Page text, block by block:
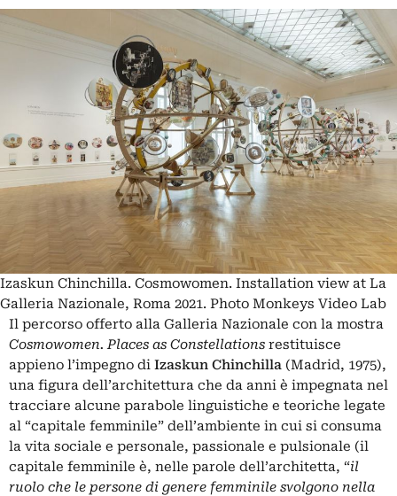
Izaskun Chinchilla. Cosmowomen. Installation view at La
Galleria Nazionale, Roma 2021. Photo Monkeys Video Lab
Il percorso offerto alla Galleria Nazionale con la mostra
Cosmowomen. Places as Constellations restituisce
appieno l’impegno di Izaskun Chinchilla (Madrid, 1975),
una figura dell’architettura che da anni è impegnata nel
tracciare alcune parabole linguistiche e teoriche legate
al “capitale femminile” dell’ambiente in cui si consuma
la vita sociale e personale, passionale e pulsionale (il
capitale femminile è, nelle parole dell’architetta, “il
ruolo che le persone di genere femminile svolgono nella